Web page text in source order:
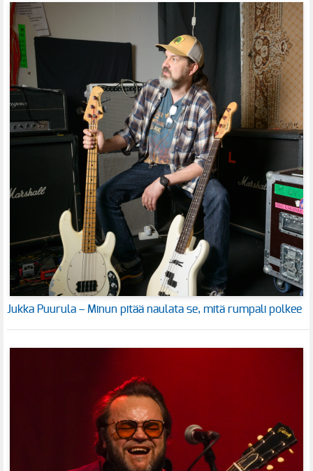
Jukka Puurula – Minun pitää naulata se, mitä rumpali polkee